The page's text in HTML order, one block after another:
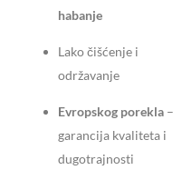
habanje
Lako čišćenje i
održavanje
Evropskog porekla –
garancija kvaliteta i
dugotrajnosti